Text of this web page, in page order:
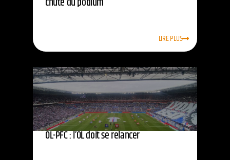
LIRE PLUS
OL-PFC : l’OL doit se relancer